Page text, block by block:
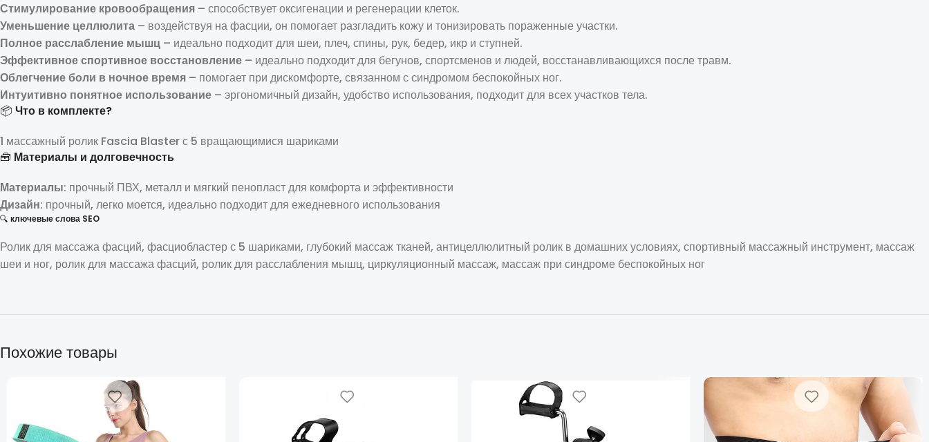
Стимулирование кровообращения – способствует оксигенации и регенерации клеток.
Уменьшение целлюлита – воздействуя на фасции, он помогает разгладить кожу и тонизировать пораженные участки.
Полное расслабление мышц – идеально подходит для шеи, плеч, спины, рук, бедер, икр и ступней.
Эффективное спортивное восстановление – идеально подходит для бегунов, спортсменов и людей, восстанавливающихся после травм.
Облегчение боли в ночное время – помогает при дискомфорте, связанном с синдромом беспокойных ног.
Интуитивно понятное использование – эргономичный дизайн, удобство использования, подходит для всех участков тела.
📦 Что в комплекте?
1 массажный ролик Fascia Blaster с 5 вращающимися шариками
🧰 Материалы и долговечность
Материалы: прочный ПВХ, металл и мягкий пенопласт для комфорта и эффективности
Дизайн: прочный, легко моется, идеально подходит для ежедневного использования
🔍 ключевые слова SEO
Ролик для массажа фасций, фасциобластер с 5 шариками, глубокий массаж тканей, антицеллюлитный ролик в домашних условиях, спортивный массажный инструмент, массаж
шеи и ног, ролик для массажа фасций, ролик для расслабления мышц, циркуляционный массаж, массаж при синдроме беспокойных ног
Похожие товары